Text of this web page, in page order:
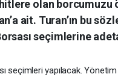
olan borcumuzu
ait. Turan’ın bu
seçimlerine
yapılacak. Yönetim